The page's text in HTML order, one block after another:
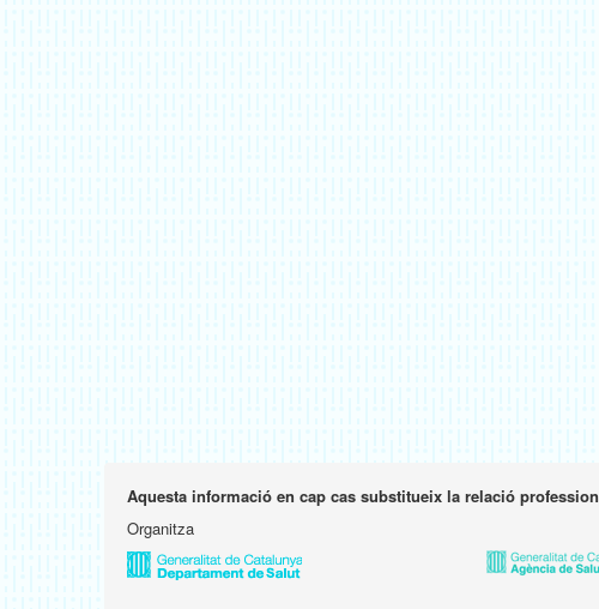
Aquesta informació en cap cas substitueix la relació
Organitza